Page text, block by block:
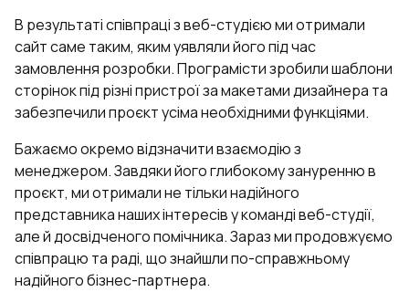
В результаті співпраці з веб-студією ми отримали
сайт саме таким, яким уявляли його під час
замовлення розробки. Програмісти зробили шаблони
сторінок під різні пристрої за макетами дизайнера та
забезпечили проєкт усіма необхідними функціями.
Бажаємо окремо відзначити взаємодію з
менеджером. Завдяки його глибокому зануренню в
проєкт, ми отримали не тільки надійного
представника наших інтересів у команді веб-студії,
але й досвідченого помічника. Зараз ми продовжуємо
співпрацю та раді, що знайшли по-справжньому
надійного бізнес-партнера.